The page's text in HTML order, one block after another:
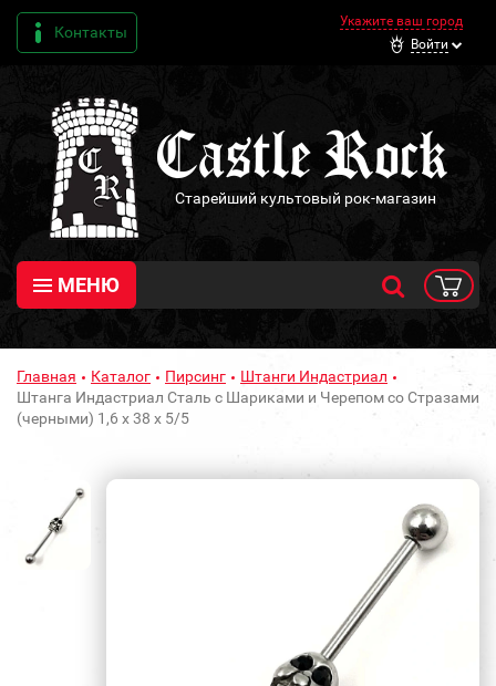
Контакты
Укажите ваш город
Войти
Старейший культовый рок-магазин
МЕНЮ
Главная Каталог Пирсинг
Штанги Индастриал
Штанга Индастриал Сталь с Шариками и Черепом со Стразами
(черными) 1,6 х 38 х 5/5